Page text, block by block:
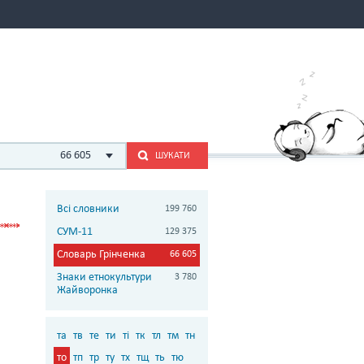
66 605 ШУКАТИ
Всі словники 199 760
СУМ-11 129 375
Словарь Грінченка 66 605
Знаки етнокультури
Жайворонка
3 780
та тв те ти ті тк тл тм тн
то тп тр ту тх тщ ть тю